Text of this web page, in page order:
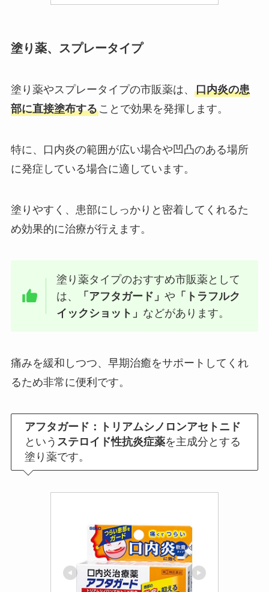
塗り薬、スプレータイプ
塗り薬やスプレータイプの市販薬は、 口内炎の患
部に直接塗布することで効果を発揮します。
特に、口内炎の範囲が広い場合や凹凸のある場所
に発症している場合に適しています。
塗りやすく、患部にしっかりと密着してくれるた
め効果的に治療が行えます。
塗り薬タイプのおすすめ市販薬として
は、
「アフタガード」や 「トラフルク
イックショット」 などがあります。
痛みを緩和しつつ、早期治癒をサポートしてくれ
るため非常に便利です。
アフタガード：トリアムシノロンアセトニド
という ステロイド性抗炎症薬を主成分とする
塗り薬です。